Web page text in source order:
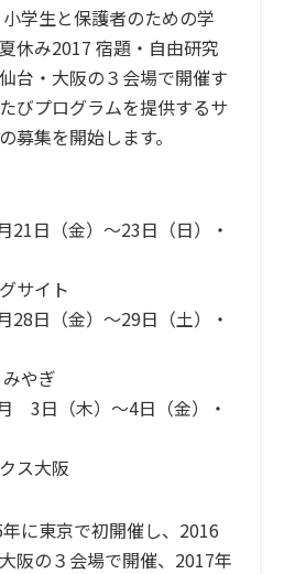
学生と保護者のための学
休み2017 宿題・自由研究
台・大阪の３会場で開催す
びプログラムを提供するサ
募集を開始します。
21日（金）〜23日（日）・
イト
28日（金）〜29日（土）・
ぎ
3日（木）〜4日（金）・
大阪
に東京で初開催し、2016
阪の３会場で開催、2017年